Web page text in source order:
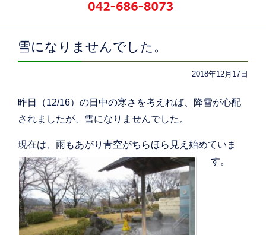
雪になりませんでした。
2018年12月17日
昨日（12/16）の日中の寒さを考えれば、降雪が心配
されましたが、雪になりませんでした。
現在は、雨もあがり 青空がちらほら見え始めていま
す。